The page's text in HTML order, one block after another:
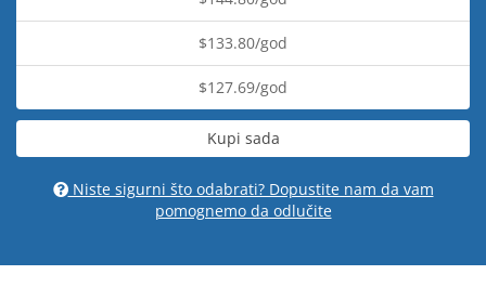
$133.80/god
$127.69/god
Kupi sada
Niste sigurni što odabrati? Dopustite nam da vam
pomognemo da odlučite